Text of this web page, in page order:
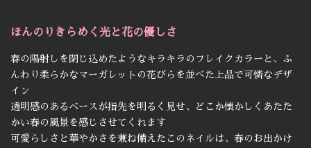
ほんのりきらめく光と花の優しさ
春の陽射しを閉じ込めたようなキラキラのフレイクカラーと、ふ
んわり柔らかなマーガレットの花びらを並べた上品で可憐なデザ
イン
透明感のあるベースが指先を明るく見せ、どこか懐かしくあたた
かい春の風景を感じさせてくれます
可愛らしさと華やかさを兼ね備えたこのネイルは、春のお出かけ